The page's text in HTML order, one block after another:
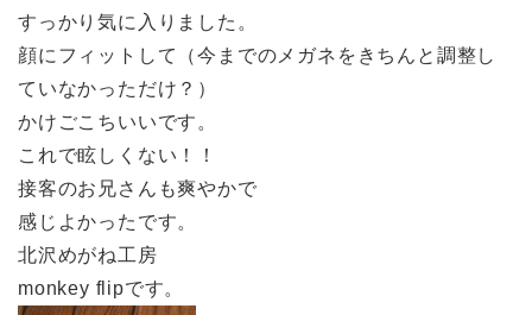
すっかり気に入りました。
顔にフィットして（今までのメガネをきちんと調整し
ていなかっただけ？）
かけごこちいいです。
これで眩しくない！！
接客のお兄さんも爽やかで
感じよかったです。
北沢めがね工房
monkey flipです。